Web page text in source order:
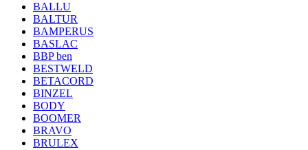
BALLU
BALTUR
BAMPERUS
BASLAC
BBP ben
BESTWELD
BETACORD
BINZEL
BODY
BOOMER
BRAVO
BRULEX